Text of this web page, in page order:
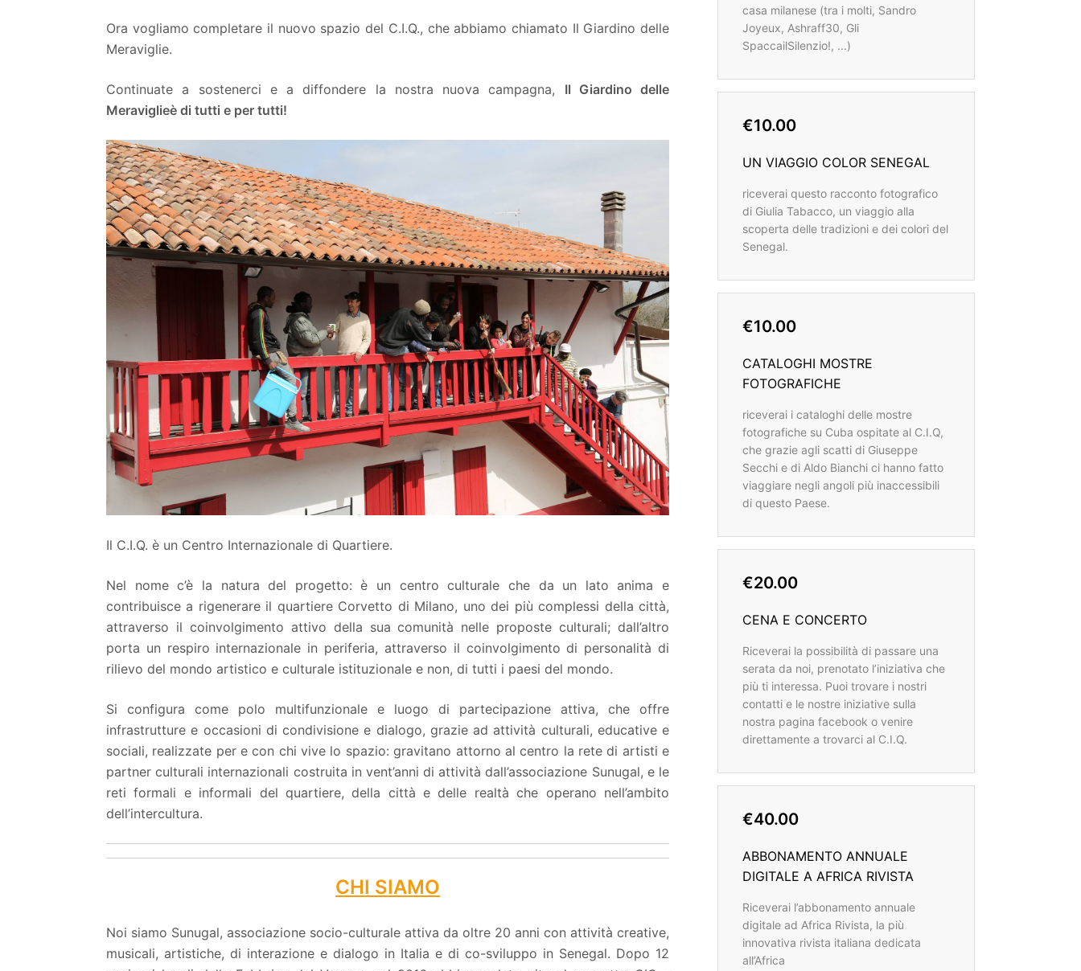
Ora vogliamo completare il nuovo spazio del C.I.Q., che abbiamo chiamato Il Giardino delle
Meraviglie.
Continuate a sostenerci e a diffondere la nostra nuova campagna, Il Giardino delle
Meraviglieè di tutti e per tutti!
Il C.I.Q. è un Centro Internazionale di Quartiere.
Nel nome c’è la natura del progetto: è un centro culturale che da un lato anima e
contribuisce a rigenerare il quartiere Corvetto di Milano, uno dei più complessi della città,
attraverso il coinvolgimento attivo della sua comunità nelle proposte culturali; dall’altro
porta un respiro internazionale in periferia, attraverso il coinvolgimento di personalità di
rilievo del mondo artistico e culturale istituzionale e non, di tutti i paesi del mondo.
Si configura come polo multifunzionale e luogo di partecipazione attiva, che offre
infrastrutture e occasioni di condivisione e dialogo, grazie ad attività culturali, educative e
sociali, realizzate per e con chi vive lo spazio: gravitano attorno al centro la rete di artisti e
partner culturali internazionali costruita in vent’anni di attività dall’associazione Sunugal, e le
reti formali e informali del quartiere, della città e delle realtà che operano nell’ambito
dell’intercultura.
CHI SIAMO
Noi siamo Sunugal, associazione socio-culturale attiva da oltre 20 anni con attività creative,
musicali, artistiche, di interazione e dialogo in Italia e di co-sviluppo in Senegal. Dopo 12
casa milanese (tra i molti, Sandro
Joyeux, Ashraff30, Gli
SpaccailSilenzio!, ...)
€10.00
UN VIAGGIO COLOR SENEGAL
riceverai questo racconto fotografico
di Giulia Tabacco, un viaggio alla
scoperta delle tradizioni e dei colori del
Senegal.
€10.00
CATALOGHI MOSTRE
FOTOGRAFICHE
riceverai i cataloghi delle mostre
fotografiche su Cuba ospitate al C.I.Q,
che grazie agli scatti di Giuseppe
Secchi e di Aldo Bianchi ci hanno fatto
viaggiare negli angoli più inaccessibili
di questo Paese.
€20.00
CENA E CONCERTO
Riceverai la possibilità di passare una
serata da noi, prenotato l’iniziativa che
più ti interessa. Puoi trovare i nostri
contatti e le nostre iniziative sulla
nostra pagina facebook o venire
direttamente a trovarci al C.I.Q.
€40.00
ABBONAMENTO ANNUALE
DIGITALE A AFRICA RIVISTA
Riceverai l’abbonamento annuale
digitale ad Africa Rivista, la più
innovativa rivista italiana dedicata
all’Africa